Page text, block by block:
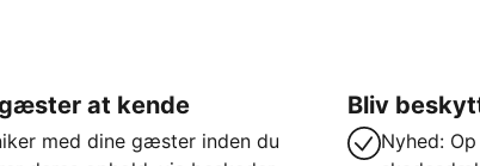
at kende
med dine gæster inden du
Bliv
Nyhed: